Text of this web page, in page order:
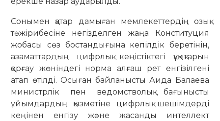
Сонымен қатар дамыған мемлекеттердің озық
тәжірибесіне негізделген жаңа Конституция
жобасы сөз бостандығына кепілдік беретінін,
азаматтардың цифрлық кеңістіктегі құқықтарын
қорғау жөніндегі норма алғаш рет енгізілгені
атап өтілді. Осыған байланысты Аида Балаева
министрлік пен ведомстволық бағынысты
ұйымдардың қызметіне цифрлық шешімдерді
кеңінен енгізу және жасанды интеллект